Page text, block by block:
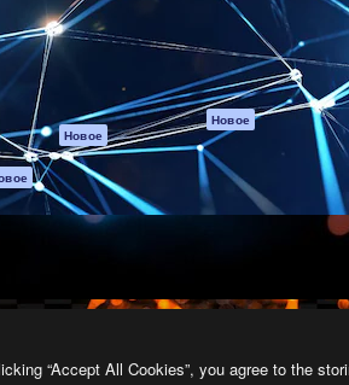
голоса
ИИ
Новое
положения
конфиденциальности
Оригиналы Новое
Политика файлов
Центр доверия
Блог
“Accept All Cookies”, you agree to the